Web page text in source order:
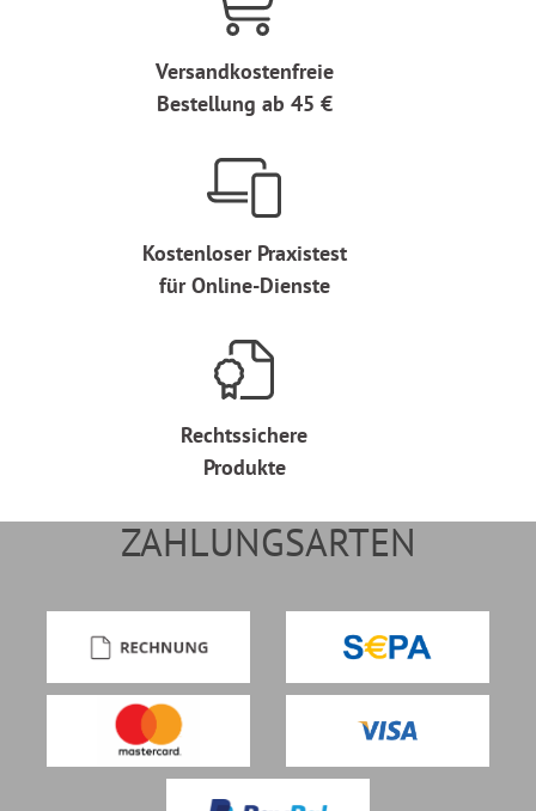
Versandkostenfreie
Bestellung ab 45 €
Kostenloser Praxistest
für Online-Dienste
Rechtssichere
Produkte
ZAHLUNGSARTEN